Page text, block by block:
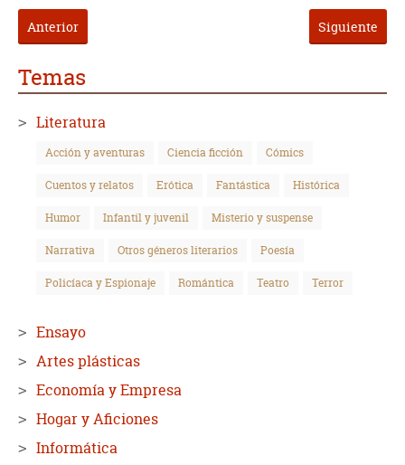
Anterior Siguiente
Temas
Literatura
Acción y aventuras Ciencia ficción Cómics
Cuentos y relatos Erótica Fantástica Histórica
Humor Infantil y juvenil Misterio y suspense
Narrativa Otros géneros literarios Poesía
Policíaca y Espionaje Romántica Teatro Terror
Ensayo
Artes plásticas
Economía y Empresa
Hogar y Aficiones
Informática